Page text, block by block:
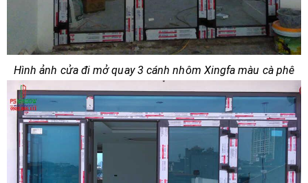
Hình ảnh cửa đi mở quay 3 cánh nhôm Xingfa màu cà phê